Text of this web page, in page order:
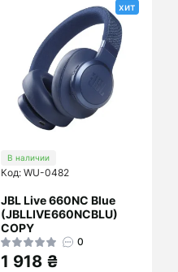
хит
В наличии
Код: WU-0482
JBL Live 660NC Blue
(JBLLIVE660NCBLU)
COPY
0
1 918 ₴